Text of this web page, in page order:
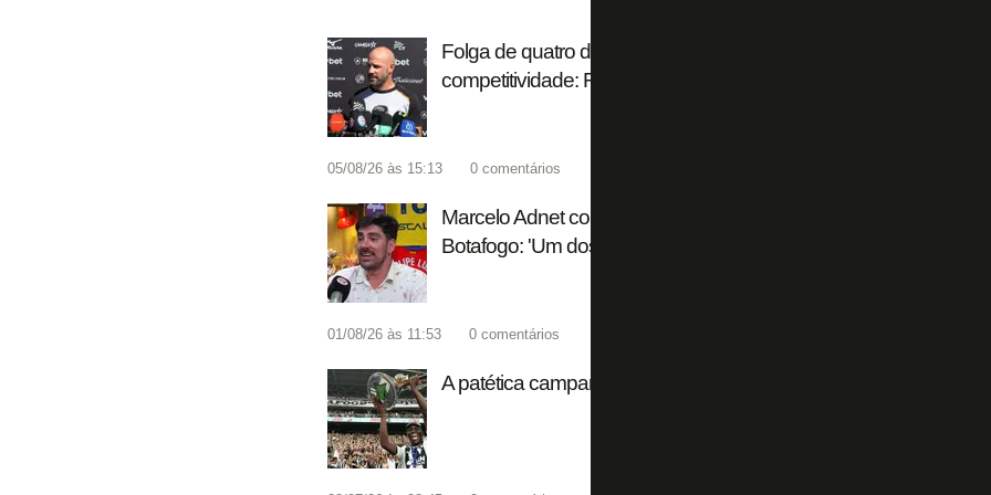
Folga de quatro dias, título brasileiro 'impossível', ambição na
competitividade: Franclim abre o jogo no Botafogo
05/08/26 às 15:13 0 comentários
Marcelo Adnet conta como foi cantar na final da Libertadores e
Botafogo: 'Um dos maiores dias da minha vida'
01/08/26 às 11:53 0 comentários
A patética campanha da mídia contra a volta de Luiz Henrique